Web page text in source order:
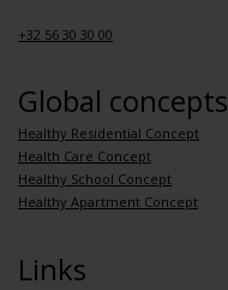
+32 56 30 30 00
Global concepts
Healthy Residential Concept
Health Care Concept
Healthy School Concept
Healthy Apartment Concept
Links